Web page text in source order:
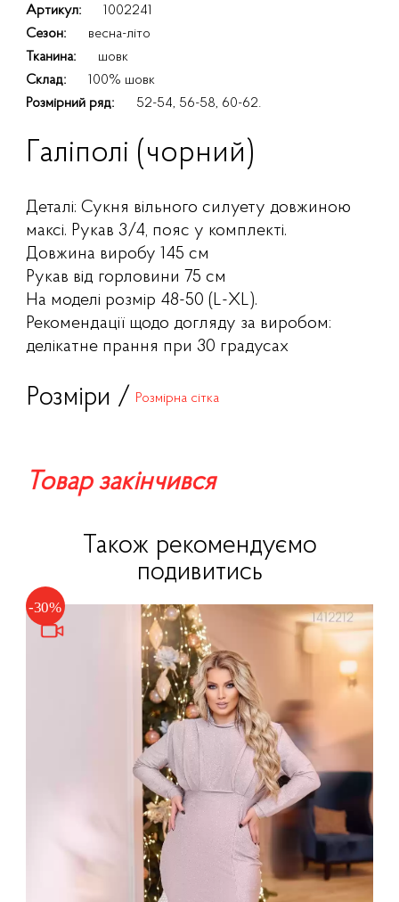
Артикул:
1002241
Сезон:
весна-літо
Тканина:
шовк
Склад:
100% шовк
Розмірний ряд:
52-54, 56-58, 60-62.
Галіполі (чорний)
Деталі: Сукня вільного силуету довжиною
максі. Рукав 3/4, пояс у комплекті.
Довжина виробу 145 см
Рукав від горловини 75 см
На моделі розмір 48-50 (L-XL).
Рекомендації щодо догляду за виробом:
делікатне прання при 30 градусах
Розміри / Розмірна сітка
Товар закінчився
Також рекомендуємо
подивитись